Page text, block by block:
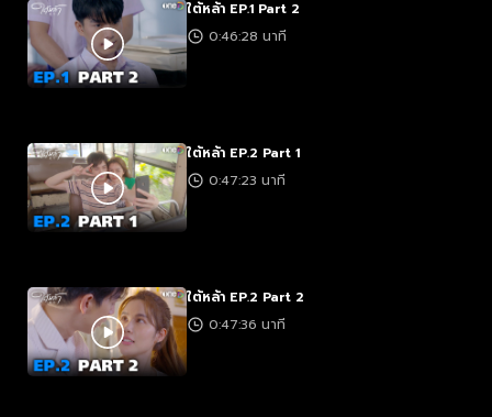
ใต้หล้า EP.1 Part 2
0:46:28 นาที
ใต้หล้า EP.2 Part 1
0:47:23 นาที
ใต้หล้า EP.2 Part 2
0:47:36 นาที